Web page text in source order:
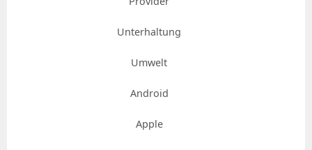
Unterhaltung
Umwelt
Android
Apple